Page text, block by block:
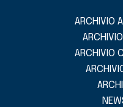
ARCHIVIO
ARCHIVIO